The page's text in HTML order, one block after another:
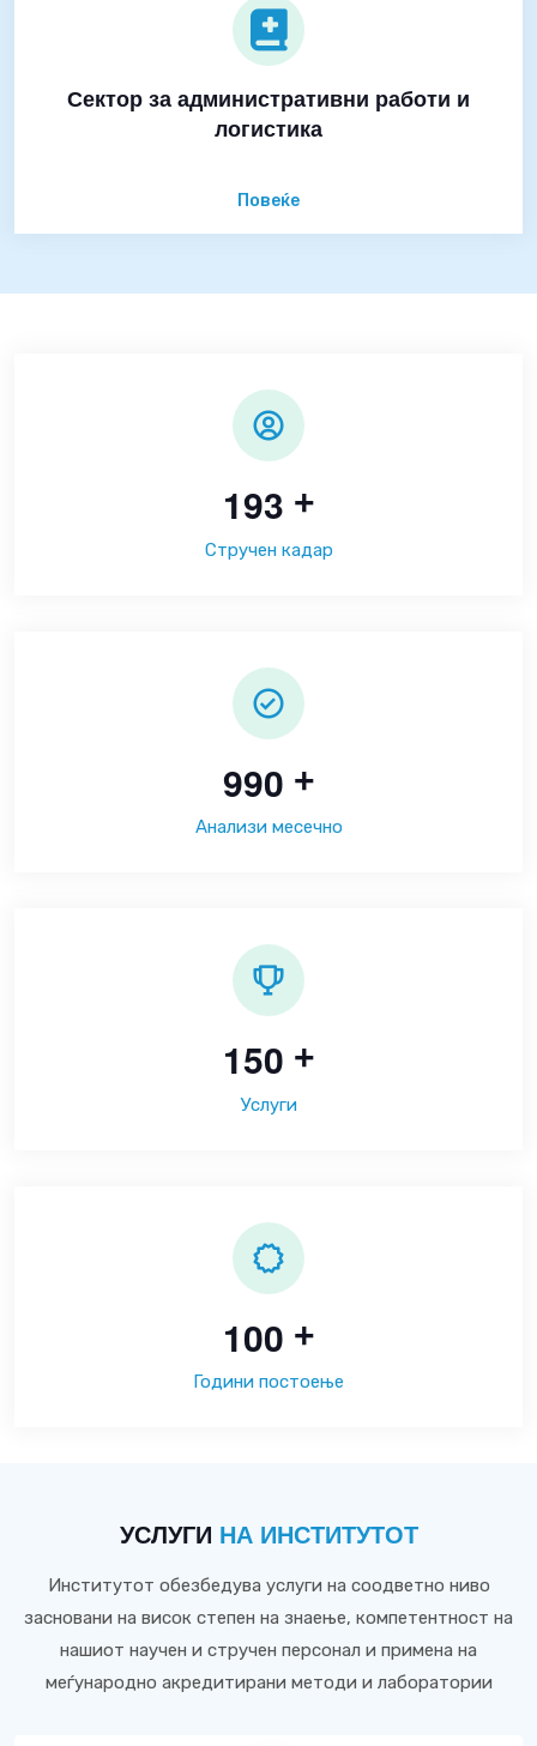
Сектор за административни работи и
логистика
Повеќе
193 +
Стручен кадар
990 +
Анализи месечно
150 +
Услуги
100 +
Години постоење
УСЛУГИ НА ИНСТИТУТОТ
Институтот обезбедува услуги на соодветно ниво
засновани на висок степен на знаење, компетентност на
нашиот научен и стручен персонал и примена на
меѓународно акредитирани методи и лаборатории